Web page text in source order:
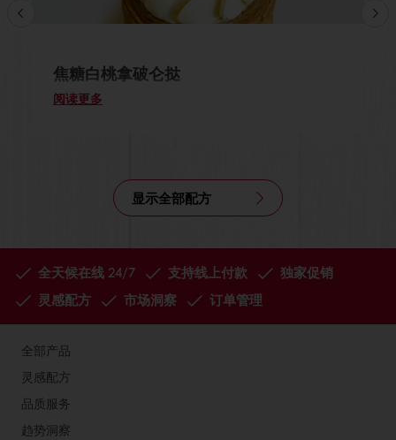
焦糖白桃拿破仑挞
阅读更多
显示全部配方
全天候在线 24/7 支持线上付款
独家促销
灵感配方
市场洞察 订单管理
全部产品
灵感配方
品质服务
趋势洞察